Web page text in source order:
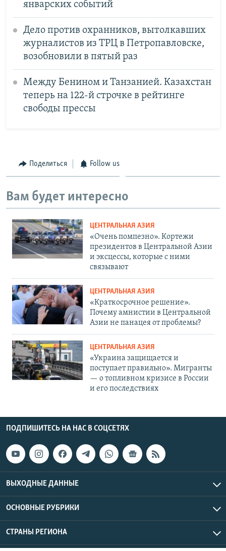
январских событий
Дело против охранников, вытолкавших
журналистов из ТРЦ в Петропавловске,
возобновили в пятый раз
Между Бенином и Танзанией. Казахстан
теперь на 122-й строчке в рейтинге
свободы прессы
Поделиться Follow us
Вам будет интересно
ЦЕНТРАЛЬНАЯ АЗИЯ
«Очень помпезно». Кортежи
президентов в Центральной Азии
и эксцессы, которые с ними
связывают
ЦЕНТРАЛЬНАЯ АЗИЯ
«Краткосрочное решение».
Почему амнистии в Центральной
Азии не панацея от проблемы?
ЦЕНТРАЛЬНАЯ АЗИЯ
«Украина защищается и
поступает правильно». Мигранты
— о топливном кризисе в России
и его последствиях
ПОДПИШИТЕСЬ НА НАС В СОЦСЕТЯХ
ВЫХОДНЫЕ ДАННЫЕ
ОСНОВНЫЕ РУБРИКИ
СТРАНЫ РЕГИОНА